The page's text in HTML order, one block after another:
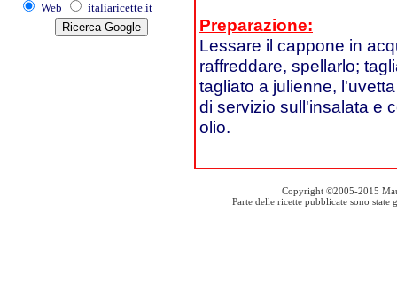
Web italiaricette.it
Preparazione:
Lessare il cappone in
raffreddare, spellarlo;
tagliato a julienne,
di servizio sull'insalata e
olio.
Copyright ©2005-2015
Parte delle ricette pubblicate sono state